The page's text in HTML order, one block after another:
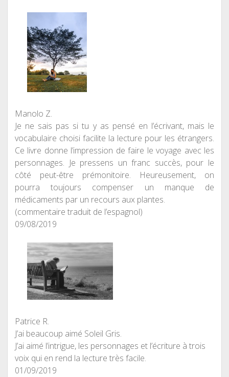
Manolo Z.
Je ne sais pas si tu y as pensé en l’écrivant, mais le
vocabulaire choisi facilite la lecture pour les étrangers.
Ce livre donne l’impression de faire le voyage avec les
personnages. Je pressens un franc succès, pour le
côté peut-être prémonitoire. Heureusement, on
pourra toujours compenser un manque de
médicaments par un recours aux plantes.
(commentaire traduit de l’espagnol)
09/08/2019
Patrice R.
J’ai beaucoup aimé Soleil Gris.
J’ai aimé l’intrigue, les personnages et l’écriture à trois
voix qui en rend la lecture très facile.
01/09/2019